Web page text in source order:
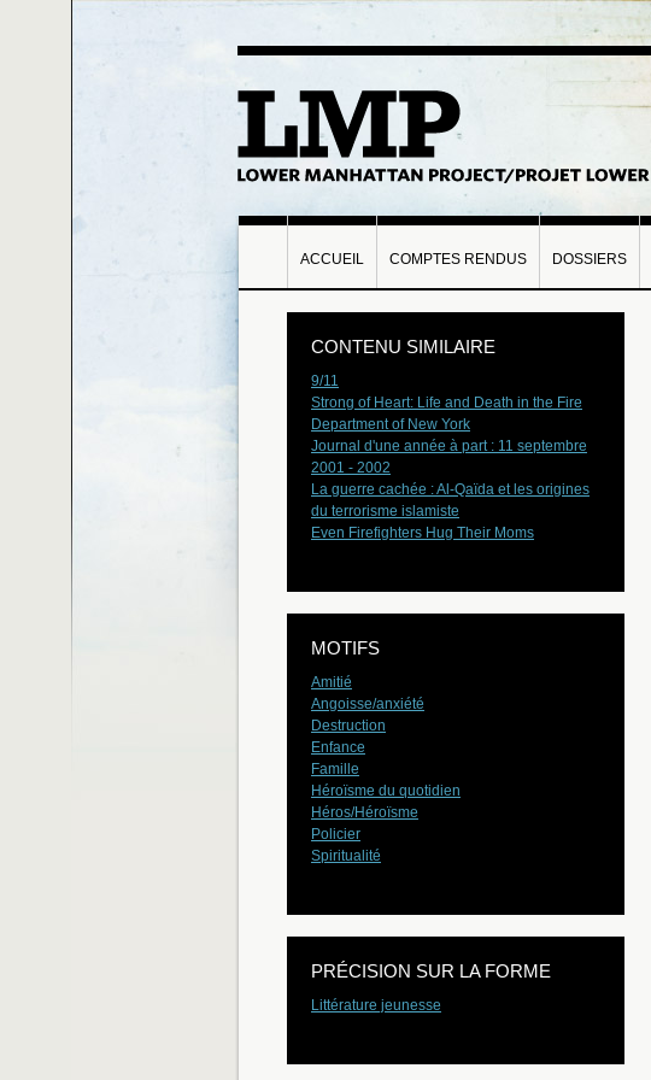
ACCUEIL COMPTES RENDUS DOSSIERS
CONTENU SIMILAIRE
9/11
Strong of Heart: Life and Death in the Fire
Department of New York
Journal d'une année à part : 11 septembre
2001 - 2002
La guerre cachée : Al-Qaïda et les origines
du terrorisme islamiste
Even Firefighters Hug Their Moms
MOTIFS
Amitié
Angoisse/anxiété
Destruction
Enfance
Famille
Héroïsme du quotidien
Héros/Héroïsme
Policier
Spiritualité
PRÉCISION SUR LA FORME
Littérature jeunesse